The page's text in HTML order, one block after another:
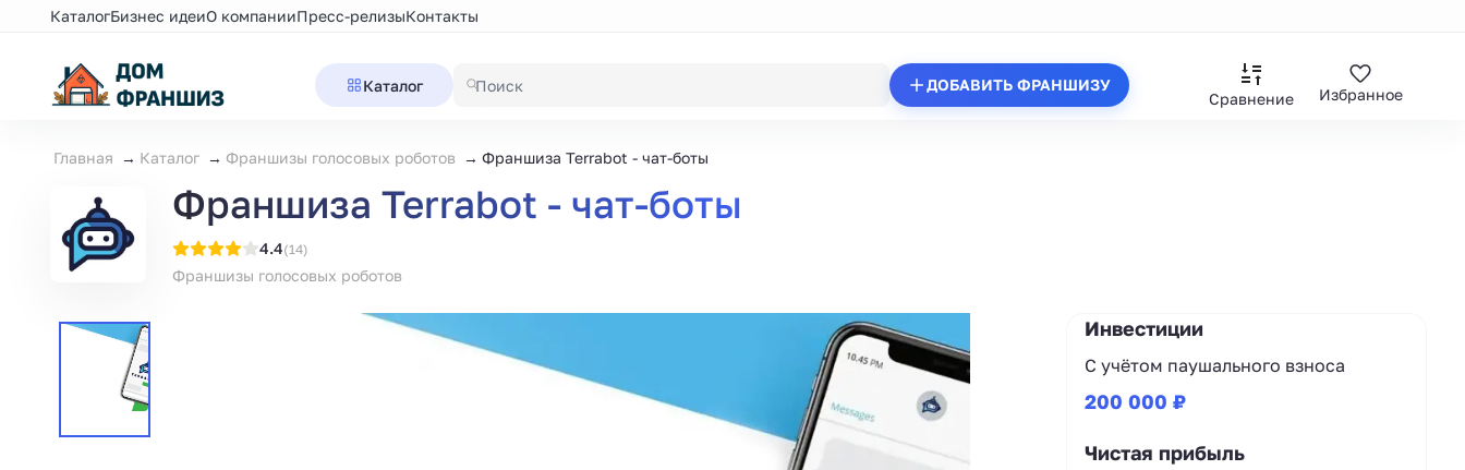
КаталогБизнес идеиО компанииПресс-релизыКонтакты
Каталог ДОБАВИТЬ ФРАНШИЗУ
Сравнение Избранное
Главная Каталог Франшизы голосовых роботов Франшиза Terrabot - чат-боты
Франшиза Terrabot - чат-боты
4.4(14)
Франшизы голосовых роботов
Инвестиции
С учётом паушального взноса
200 000 ₽
Чистая прибыль